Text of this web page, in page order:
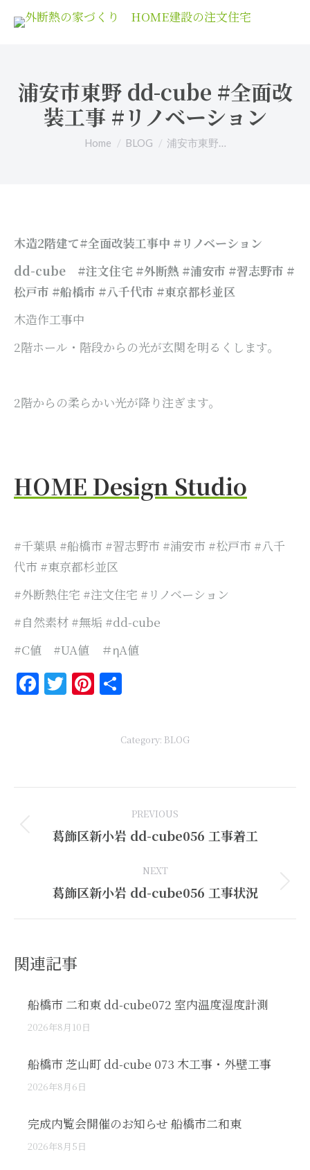
浦安市東野 dd-cube #全面改
装工事 #リノベーション
You are here:
Home BLOG 浦安市東野…
木造2階建て#全面改装工事中 #リノベーション
dd-cube #注文住宅 #外断熱 #浦安市 #習志野市 #
松戸市 #船橋市 #八千代市 #東京都杉並区
木造作工事中
2階ホール・階段からの光が玄関を明るくします。
2階からの柔らかい光が降り注ぎます。
HOME Design Studio
#千葉県 #船橋市 #習志野市 #浦安市 #松戸市 #八千
代市 #東京都杉並区
#外断熱住宅 #注文住宅 #リノベーション
#自然素材 #無垢 #dd-cube
#C値 #UA値 ＃ηA値
Facebook
Twitter
Pinterest
Category: BLOG
PREVIOUS
Previous
葛飾区新小岩 dd-cube056 工事着工
NEXT
Next
葛飾区新小岩 dd-cube056 工事状況
関連記事
船橋市 二和東 dd-cube072 室内温度湿度計測
2026年8月10日
船橋市 芝山町 dd-cube 073 木工事・外壁工事
2026年8月6日
完成内覧会開催のお知らせ 船橋市二和東
2026年8月5日